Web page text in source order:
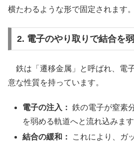
横たわるような形で固定されます。
2. 電子のやり取りで結合を
鉄は「遷移金属」と呼ばれ、電
意な性質を持っています。
電子の注入： 鉄の電子が窒素
を弱める軌道へと流れ込みます
結合の緩和：
これにより、ガ